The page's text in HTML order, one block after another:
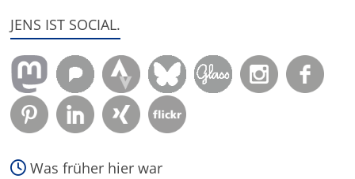
JENS IST SOCIAL.
Was früher hier war